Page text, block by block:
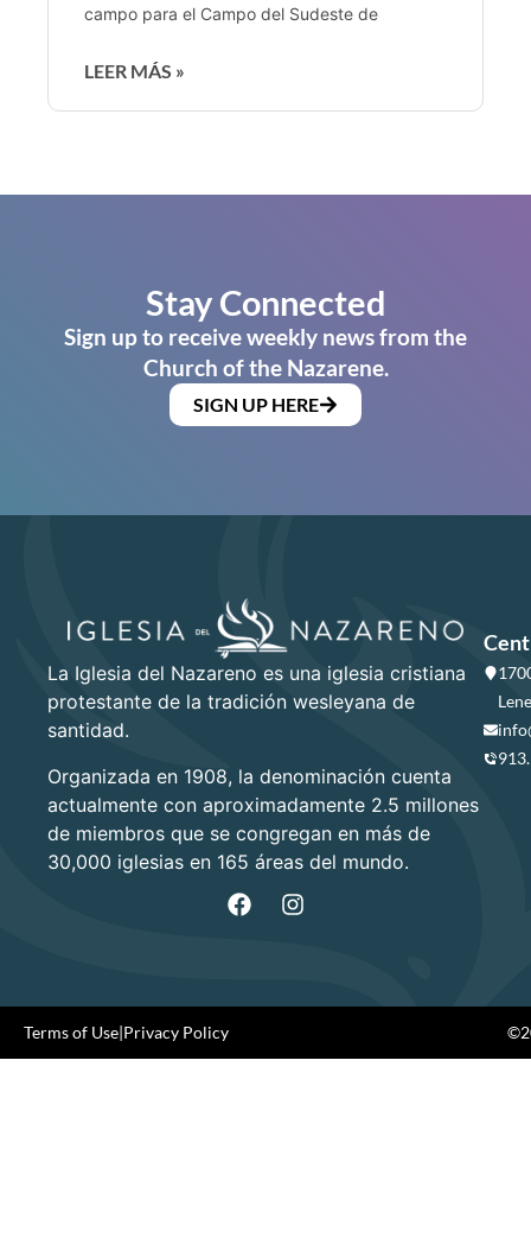
campo para el Campo del Sudeste de
LEER MÁS »
Stay Connected
Sign up to receive weekly news from the
Church of the Nazarene.
SIGN UP HERE
La Iglesia del Nazareno es una iglesia cristiana
protestante de la tradición wesleyana de
santidad.
Organizada en 1908, la denominación cuenta
actualmente con aproximadamente 2.5 millones
de miembros que se congregan en más de
30,000 iglesias en 165 áreas del mundo.
Terms of Use|Privacy Policy